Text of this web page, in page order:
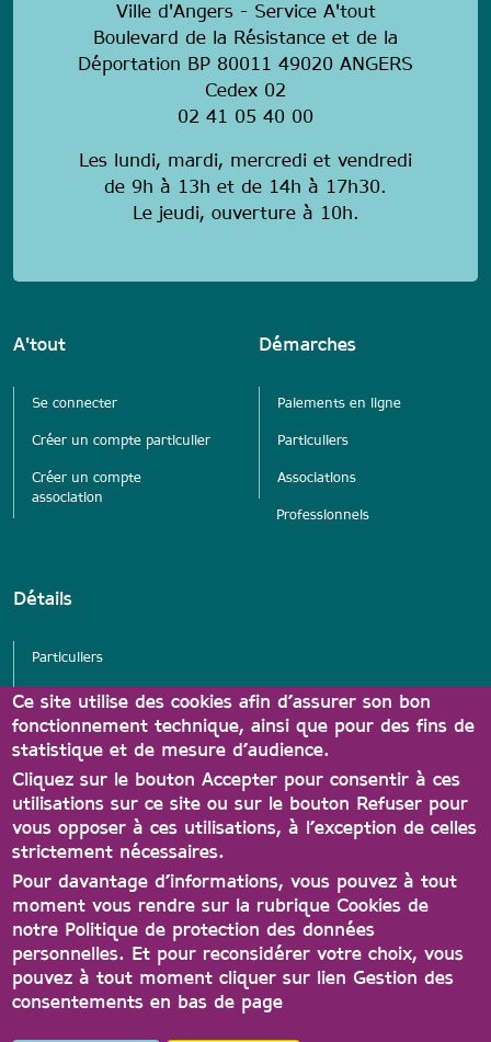
Ce site utilise des cookies afin d’assurer son bon
fonctionnement technique, ainsi que pour des fins de
statistique et de mesure d’audience.
Cliquez sur le bouton Accepter pour consentir à ces
utilisations sur ce site ou sur le bouton Refuser pour
vous opposer à ces utilisations, à l’exception de celles
strictement nécessaires.
Pour davantage d’informations, vous pouvez à tout
moment vous rendre sur la rubrique Cookies de
notre Politique de protection des données
personnelles. Et pour reconsidérer votre choix, vous
pouvez à tout moment cliquer sur lien Gestion des
consentements en bas de page
Ville d'Angers - Service A'tout
Boulevard de la Résistance et de la
Déportation BP 80011 49020 ANGERS
Cedex 02
02 41 05 40 00
Les lundi, mardi, mercredi et vendredi
de 9h à 13h et de 14h à 17h30.
Le jeudi, ouverture à 10h.
A'tout
Se connecter
Créer un compte particulier
Créer un compte
association
Démarches
Paiements en ligne
Particuliers
Associations
Professionnels
Détails
Particuliers
Services
Associations
Partenaires Carte A'tout
Contact Conditions générales d'utilisation
Protection des données Accessibilité